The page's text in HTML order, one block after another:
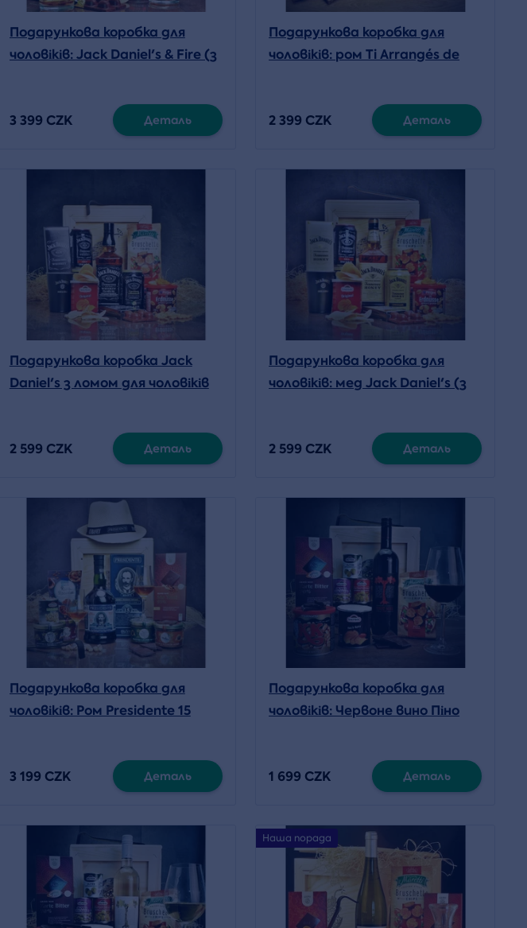
Подарункова коробка для
чоловіків: Jack Daniel's & Fire (з
3 399 CZK Деталь
Подарункова коробка для
чоловіків: ром Ti Arrangés de
2 399 CZK
Деталь
Подарункова коробка Jack
Daniel's з ломом для чоловіків
2 599 CZK Деталь
Подарункова коробка для
чоловіків: мед Jack Daniel's (з
2 599 CZK Деталь
Подарункова коробка для
чоловіків: Ром Presidente 15
3 199 CZK Деталь
Подарункова коробка для
чоловіків: Червоне вино Піно
1 699 CZK Деталь
Наша порада